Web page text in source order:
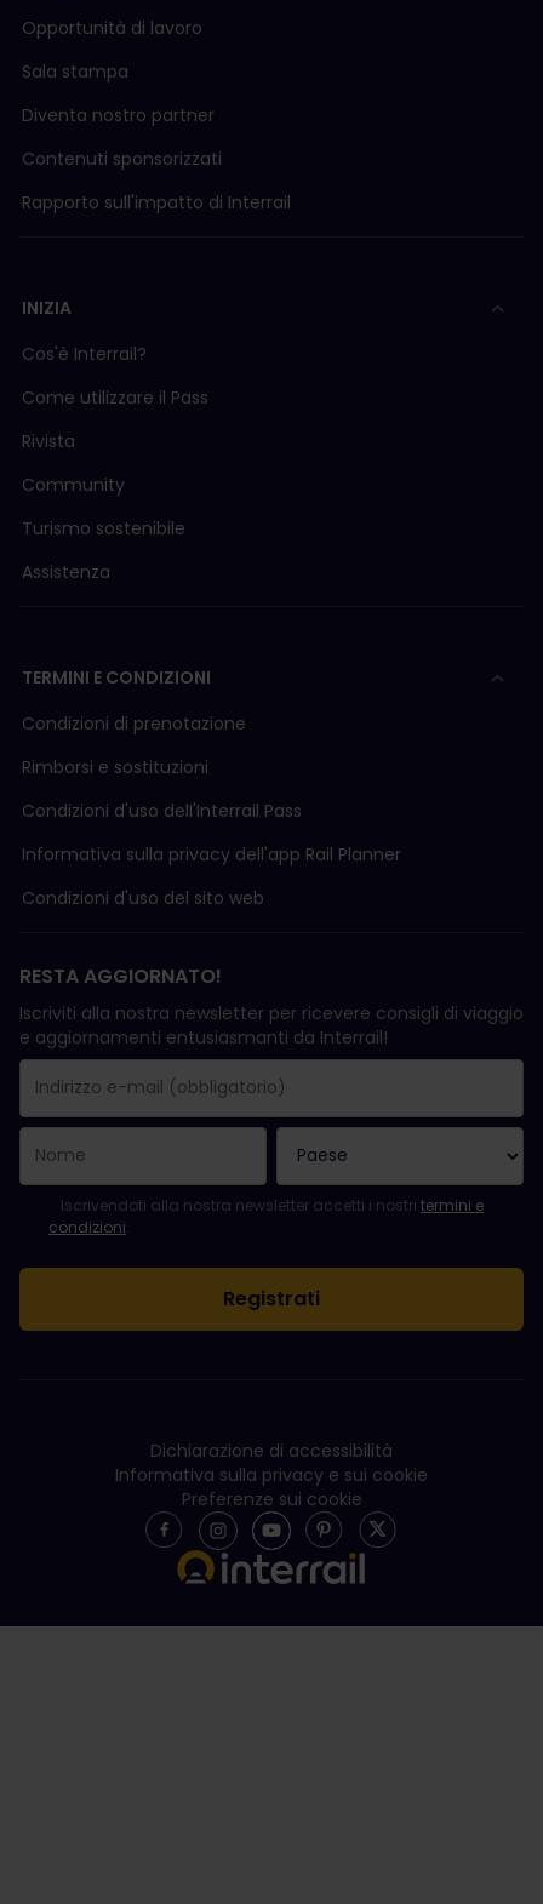
Opportunità di lavoro
Sala stampa
Diventa nostro partner
Contenuti sponsorizzati
Rapporto sull'impatto di Interrail
INIZIA
Cos'è Interrail?
Come utilizzare il Pass
Rivista
Community
Turismo sostenibile
Assistenza
TERMINI E CONDIZIONI
Condizioni di prenotazione
Rimborsi e sostituzioni
Condizioni d'uso delI'Interrail Pass
Informativa sulla privacy dell'app Rail Planner
Condizioni d'uso del sito web
RESTA AGGIORNATO!
Iscriviti alla nostra newsletter per ricevere consigli di viaggio
e aggiornamenti entusiasmanti da Interrail!
Il campo "Indirizzo e-mail" è obbligatorio.
L'indirizzo e-mail non è valido.
Si è verificato un errore durante l'iscrizione alla newsletter.
Sei già iscritto a questa newsletter!
Per iscriversi alla newsletter, accettare i termini e le condizioni.
Iscrivendoti alla nostra newsletter accetti i nostri termini e
condizioni.
Dichiarazione di accessibilità
Informativa sulla privacy e sui cookie
Preferenze sui cookie